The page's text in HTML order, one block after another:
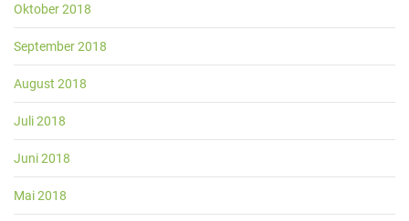
Oktober 2018
September 2018
August 2018
Juli 2018
Juni 2018
Mai 2018